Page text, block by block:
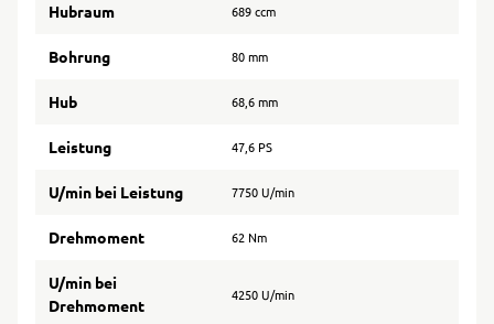
Hubraum 689 ccm
Bohrung 80 mm
Hub 68,6 mm
Leistung 47,6 PS
U/min bei Leistung 7750 U/min
Drehmoment 62 Nm
U/min bei
Drehmoment
4250 U/min